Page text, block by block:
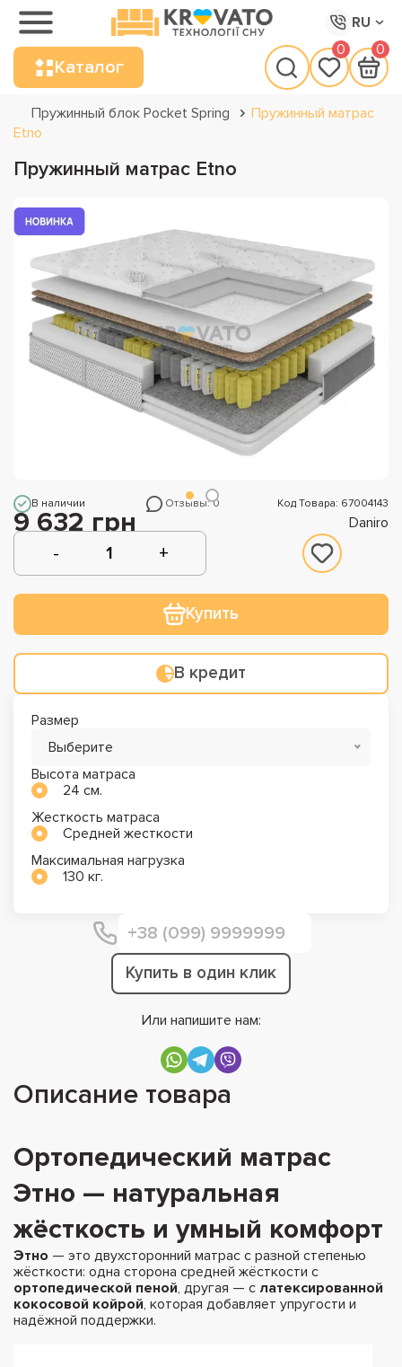
RU
Каталог
0 0
Пружинный блок Pocket Spring
Пружинный матрас
Etno
Пружинный матрас Etno
В наличии Отзывы: 0 Код Товара: 67004143
9 632 грн Daniro
Купить
В кредит
Размер
Выберите
Высота матраса
24 см.
Жесткость матраса
Средней жесткости
Максимальная нагрузка
130 кг.
Купить в один клик
Или напишите нам:
Описание товара
Ортопедический матрас
Этно — натуральная
жёсткость и умный комфорт
Этно — это двухсторонний матрас с разной степенью
жёсткости: одна сторона средней жёсткости с
ортопедической пеной, другая — с латексированной
кокосовой койрой, которая добавляет упругости и
надёжной поддержки.